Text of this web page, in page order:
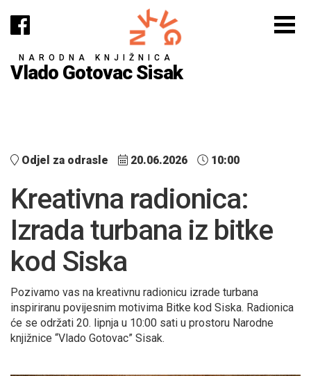
NARODNA KNJIŽNICA
Vlado Gotovac Sisak
Odjel za odrasle 20.06.2026 10:00
Kreativna radionica:
Izrada turbana iz bitke
kod Siska
Pozivamo vas na kreativnu radionicu izrade turbana
inspiriranu povijesnim motivima Bitke kod Siska. Radionica
će se održati 20. lipnja u 10:00 sati u prostoru Narodne
knjižnice “Vlado Gotovac” Sisak.